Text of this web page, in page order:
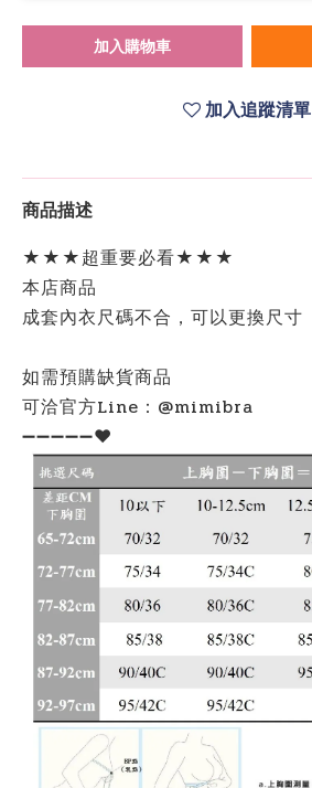
加入購物車
加入追蹤清單
商品描述
★★★超重要必看★★★
本店商品
成套內衣尺碼不合，可以更換尺寸
如需預購缺貨商品
可洽官方Line：@mimibra
➖➖➖➖➖❤️